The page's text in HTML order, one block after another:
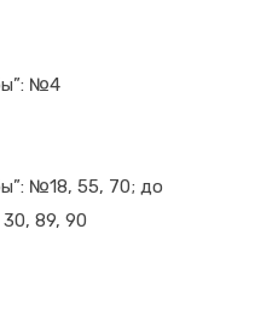
№4
№18, 55, 70; до
89, 90